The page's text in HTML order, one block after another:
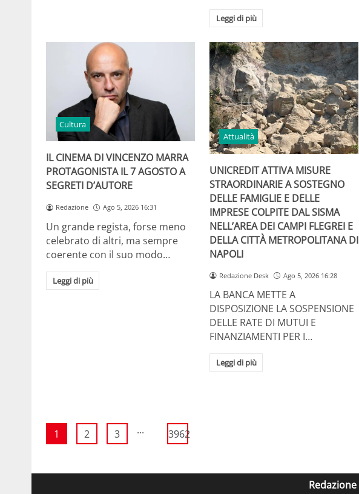
Leggi di più
Cultura
IL CINEMA DI VINCENZO MARRA
PROTAGONISTA IL 7 AGOSTO A
SEGRETI D’AUTORE
Redazione Ago 5, 2026 16:31
Un grande regista, forse meno
celebrato di altri, ma sempre
coerente con il suo modo…
Leggi di più
Attualità
UNICREDIT ATTIVA MISURE
STRAORDINARIE A SOSTEGNO
DELLE FAMIGLIE E DELLE
IMPRESE COLPITE DAL SISMA
NELL’AREA DEI CAMPI FLEGREI E
DELLA CITTÀ METROPOLITANA DI
NAPOLI
Redazione Desk Ago 5, 2026 16:28
LA BANCA METTE A
DISPOSIZIONE LA SOSPENSIONE
DELLE RATE DI MUTUI E
FINANZIAMENTI PER I…
Leggi di più
1 2 3 ... 3962
Redazione